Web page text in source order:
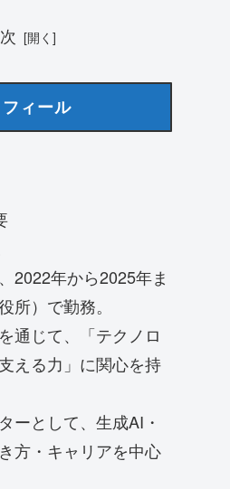
ィール
2022年から2025年ま
所）で勤務。
通じて、「テクノロ
える力」に関心を持
ーとして、生成AI・
方・キャリアを中心